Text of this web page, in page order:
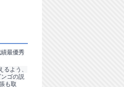
最優秀
よう、
ゴの説
も取